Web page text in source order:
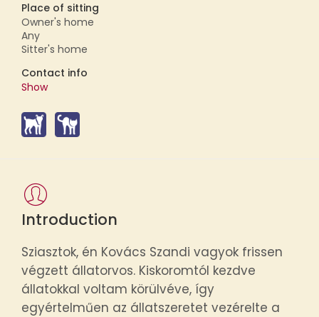
Place of sitting
Owner's home
Any
Sitter's home
Contact info
Show
Introduction
Sziasztok, én Kovács Szandi vagyok frissen
végzett állatorvos. Kiskoromtól kezdve
állatokkal voltam körülvéve, így
egyértelműen az állatszeretet vezérelte a